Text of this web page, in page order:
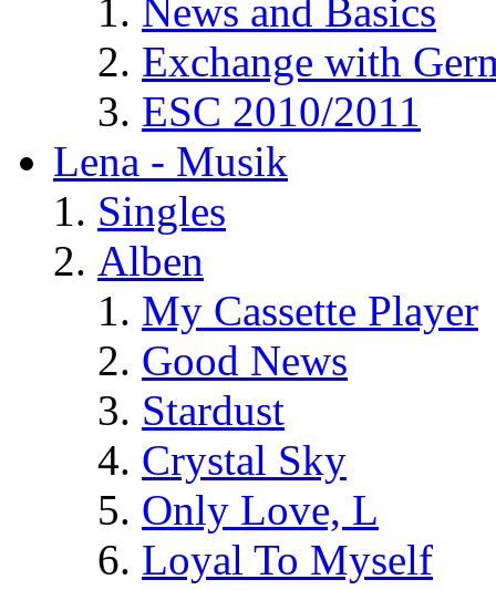
News and Basics
Exchange with
ESC 2010/2011
Lena - Musik
Singles
Alben
My Cassette Player
Good News
Stardust
Crystal Sky
Only Love, L
Loyal To Myself